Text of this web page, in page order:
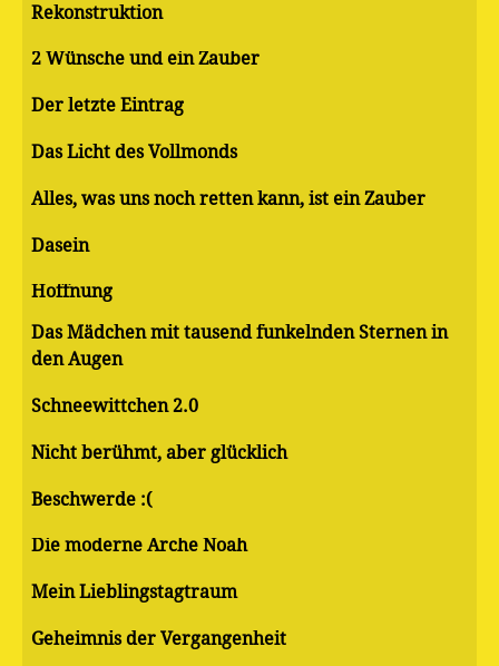
Rekonstruktion
2 Wünsche und ein Zauber
Der letzte Eintrag
Das Licht des Vollmonds
Alles, was uns noch retten kann, ist ein Zauber
Dasein
Hoffnung
Das Mädchen mit tausend funkelnden Sternen in
den Augen
Schneewittchen 2.0
Nicht berühmt, aber glücklich
Beschwerde :(
Die moderne Arche Noah
Mein Lieblingstagtraum
Geheimnis der Vergangenheit